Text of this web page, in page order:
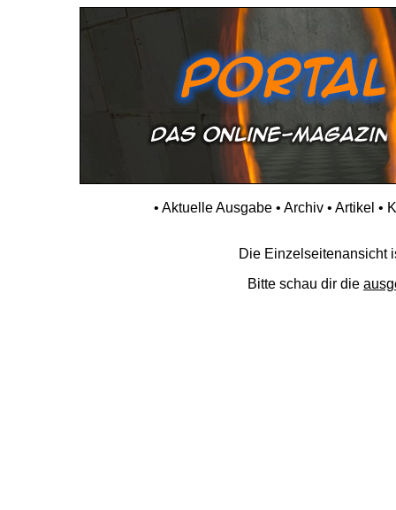
• Aktuelle Ausgabe• Archiv• Artikel •
Die Einzelseitenansicht
Bitte schau dir die